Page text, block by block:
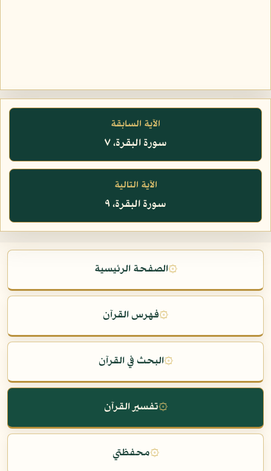
الآية السابقة
سورة البقرة، ٧
الآية التالية
سورة البقرة، ٩
۞الصفحة الرئيسية
۞فهرس القرآن
۞البحث في القرآن
۞تفسير القرآن
۞محفظتي